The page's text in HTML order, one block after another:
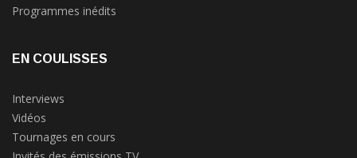
Programmes inédits
EN COULISSES
Interviews
Vidéos
Tournages en cours